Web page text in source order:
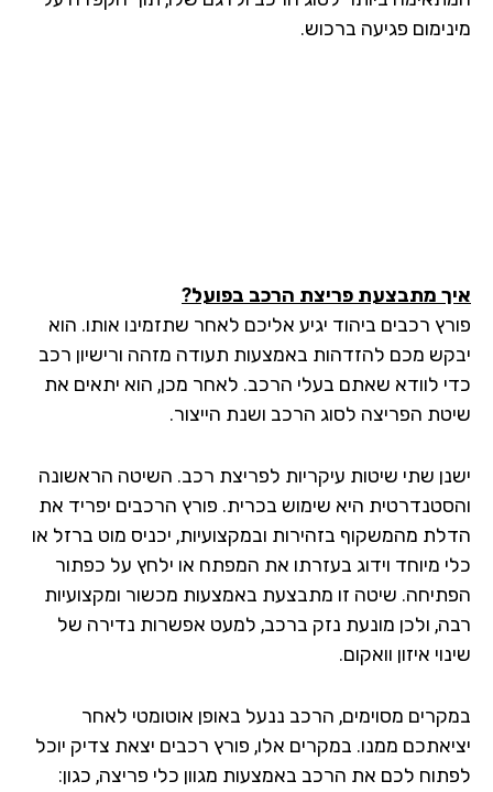
פגיעה ברכוש.
מתבצעת פריצת הרכב בפועל?
רכבים ביהוד יגיע אליכם לאחר שתזמינו אותו. הוא
מכם להזדהות באמצעות תעודה מזהה ורישיון רכב
לוודא שאתם בעלי הרכב. לאחר מכן, הוא יתאים את
הפריצה לסוג הרכב ושנת הייצור.
שתי שיטות עיקריות לפריצת רכב. השיטה הראשונה
היא שימוש בכרית. פורץ הרכבים יפריד את
מהמשקוף בזהירות ובמקצועיות, יכניס מוט ברזל או
מיוחד וידוג בעזרתו את המפתח או ילחץ על כפתור
שיטה זו מתבצעת באמצעות מכשור ומקצועיות
ולכן מונעת נזק ברכב, למעט אפשרות נדירה של
איזון וואקום.
מסוימים, הרכב ננעל באופן אוטומטי לאחר
ממנו. במקרים אלו, פורץ רכבים יצאת צדיק יוכל
לכם את הרכב באמצעות מגוון כלי פריצה, כגון: